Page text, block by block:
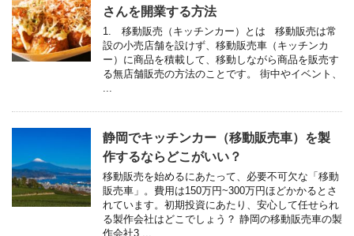
さんを開業する方法
1. 移動販売（キッチンカー）とは 移動販売は常
設の小売店舗を設けず、移動販売車（キッチンカ
ー）に商品を積載して、移動しながら商品を販売す
る無店舗販売の方法のことです。 街中やイベント、
静岡でキッチンカー（移動販売車）を製
作するならどこがいい？
移動販売を始めるにあたって、必要不可欠な「移動
販売車」。費用は150万円~300万円ほどかかるとさ
れています。初期投資にあたり、安心して任せられ
る製作会社はどこでしょう？ 静岡の移動販売車の製
作会社3 ...